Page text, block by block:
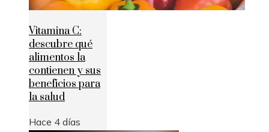
Vitamina C:
descubre qué
alimentos la
contienen y sus
beneficios para
la salud
Hace 4 días